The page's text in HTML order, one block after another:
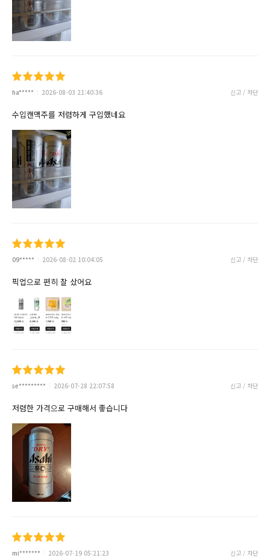
ha***** 2026-08-03 21:40:36 신고 / 차단
수입캔맥주를 저렴하게 구입했네요
09***** 2026-08-02 10:04:05 신고 / 차단
픽업으로 편히 잘 샀어요
se********* 2026-07-28 22:07:58 신고 / 차단
저렴한 가격으로 구매해서 좋습니다
mi******* 2026-07-19 05:21:23 신고 / 차단